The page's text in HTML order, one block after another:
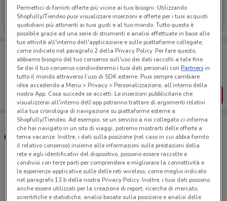
Car Clinic
Scade il 03/02 4.9 km
Porta DoveConviene sempre con te!
Puoi trovare le migliori offerte dei negozi vicino a te,
salvarle e creare la tua lista del risparmio, comodamente
dal tuo cellulare.
SCARICA L’APP
Concessionari Car Clinic nelle vicinanze
Via Emilia, 49 Melegnano
4.9 km
APERTO
Permettici di fornirti offerte più vicine ai tuoi bisogni: Utilizzando
Shopfully/Tiendeo puoi visualizzare inserzioni e offerte per i tuoi acquisti
quotidiani più attinenti ai tuoi gusti e al tuo mondo. Tutto questo è
possibile grazie ad una serie di strumenti e analisi effettuate in base alle
tue attività all'interno dell'applicazione e sulle piattaforme collegate,
come indicato nel paragrafo 2 della Privacy Policy. Per fare questo,
abbiamo bisogno del tuo consenso sull'uso dei dati raccolti a tale fine.
Se dai il tuo consenso condivideremo i tuoi dati personali conPartnersin
tutto il mondo attraverso l’uso di SDK esterne. Puoi sempre cambiare
idea accedendo a Menu > Privacy > Personalizzazione, all’interno della
nostra App. Cosa succede se accetti: Le inserzioni pubblicitarie che
visualizzerai all'interno dell’app potranno trattare di argomenti relativi
alla tua cronologia di navigazione su piattaforme esterne a
Shopfully/Tiendeo. Ad esempio, se un servizio a noi collegato ci informa
che hai navigato in un sito di viaggi, potremo mostrarti delle offerte a
tema vacanze. Inoltre, i dati sulla posizione (nel caso in cui abbia fornito
il relativo consenso) insieme alle informazioni sulle prestazioni della
rete e agli identificativi del dispositivo, possono essere raccolte e
condivisi con terze parti per comprendere e migliorare la connettività e
le esperienze applicative sulle delle reti wireless, come meglio indicato
nel paragrafo 13.b della nostra Privacy Policy. Inoltre, i tuoi dati possono
anche essere utilizzati per la creazione di report, ricerche di mercato,
scientifiche e statistiche, analisi basate sulla posizione e analisi delle